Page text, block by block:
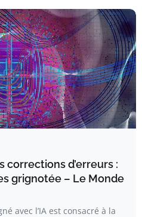
corrections d’erreurs :
grignotée – Le Monde
avec l’IA est consacré à la